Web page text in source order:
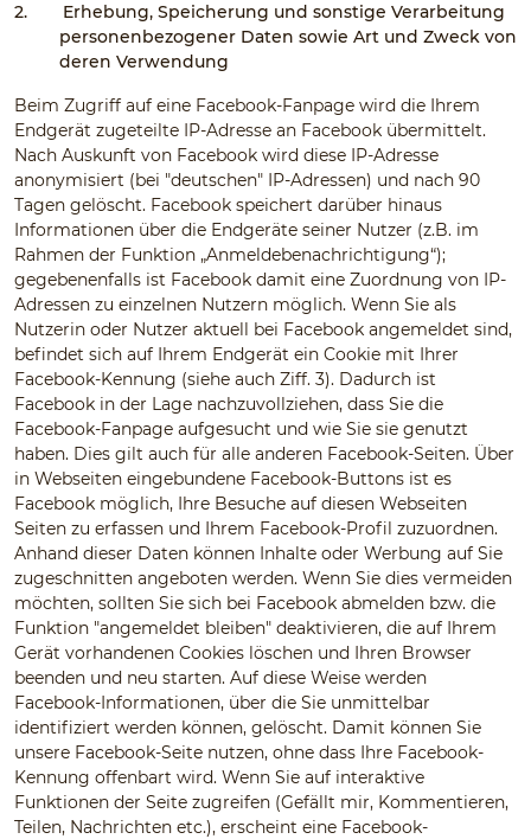
2.
Erhebung, Speicherung und sonstige Verarbeitung
personenbezogener Daten sowie Art und Zweck von
deren Verwendung
Beim Zugriff auf eine Facebook-Fanpage wird die Ihrem
Endgerät zugeteilte IP-Adresse an Facebook übermittelt.
Nach Auskunft von Facebook wird diese IP-Adresse
anonymisiert (bei "deutschen" IP-Adressen) und nach 90
Tagen gelöscht. Facebook speichert darüber hinaus
Informationen über die Endgeräte seiner Nutzer (z.B. im
Rahmen der Funktion „Anmeldebenachrichtigung“);
gegebenenfalls ist Facebook damit eine Zuordnung von IP-
Adressen zu einzelnen Nutzern möglich. Wenn Sie als
Nutzerin oder Nutzer aktuell bei Facebook angemeldet sind,
befindet sich auf Ihrem Endgerät ein Cookie mit Ihrer
Facebook-Kennung (siehe auch Ziff. 3). Dadurch ist
Facebook in der Lage nachzuvollziehen, dass Sie die
Facebook-Fanpage aufgesucht und wie Sie sie genutzt
haben. Dies gilt auch für alle anderen Facebook-Seiten. Über
in Webseiten eingebundene Facebook-Buttons ist es
Facebook möglich, Ihre Besuche auf diesen Webseiten
Seiten zu erfassen und Ihrem Facebook-Profil zuzuordnen.
Anhand dieser Daten können Inhalte oder Werbung auf Sie
zugeschnitten angeboten werden. Wenn Sie dies vermeiden
möchten, sollten Sie sich bei Facebook abmelden bzw. die
Funktion "angemeldet bleiben" deaktivieren, die auf Ihrem
Gerät vorhandenen Cookies löschen und Ihren Browser
beenden und neu starten. Auf diese Weise werden
Facebook-Informationen, über die Sie unmittelbar
identifiziert werden können, gelöscht. Damit können Sie
unsere Facebook-Seite nutzen, ohne dass Ihre Facebook-
Kennung offenbart wird. Wenn Sie auf interaktive
Funktionen der Seite zugreifen (Gefällt mir, Kommentieren,
Teilen, Nachrichten etc.), erscheint eine Facebook-